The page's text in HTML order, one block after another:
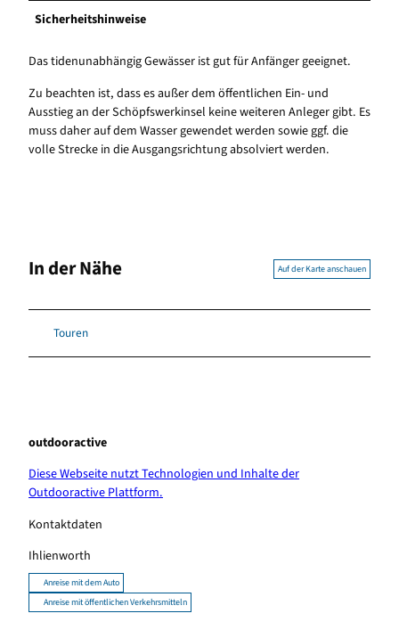
Sicherheitshinweise
Das tidenunabhängig Gewässer ist gut für Anfänger geeignet.
Zu beachten ist, dass es außer dem öffentlichen Ein- und
Ausstieg an der Schöpfswerkinsel keine weiteren Anleger gibt. Es
muss daher auf dem Wasser gewendet werden sowie ggf. die
volle Strecke in die Ausgangsrichtung absolviert werden.
In der Nähe Auf der Karte anschauen
Touren
outdooractive
Diese Webseite nutzt Technologien und Inhalte der
Outdooractive Plattform.
Kontaktdaten
Ihlienworth
Anreise mit dem Auto
Anreise mit öffentlichen Verkehrsmitteln